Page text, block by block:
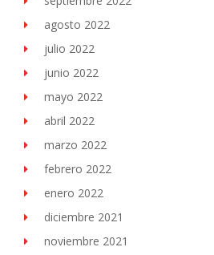
agosto 2022
julio 2022
junio 2022
mayo 2022
abril 2022
marzo 2022
febrero 2022
enero 2022
diciembre 2021
noviembre 2021